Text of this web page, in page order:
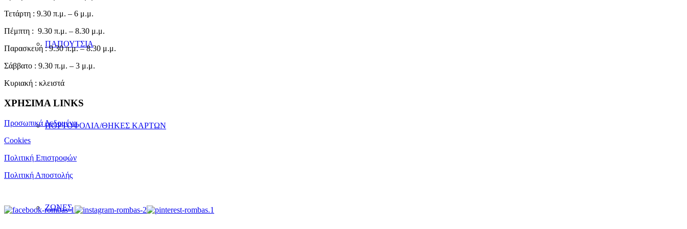
ΠΑΠΟΥΤΣΙΑ
ΠΟΡΤΟΦΟΛΙΑ/ΘΗΚΕΣ ΚΑΡΤΩΝ
ΖΩΝΕΣ
Τετάρτη : 9.30 π.μ. – 6 μ.μ.
Πέμπτη : 9.30 π.μ. – 8.30 μ.μ.
Παρασκευή : 9.30 π.μ. – 8.30 μ.μ.
Σάββατο : 9.30 π.μ. – 3 μ.μ.
Κυριακή : κλειστά
ΧΡΗΣΙΜΑ LINKS
Προσωπικά Δεδομένα
Cookies
Πολιτική Επιστροφών
Πολιτική Αποστολής